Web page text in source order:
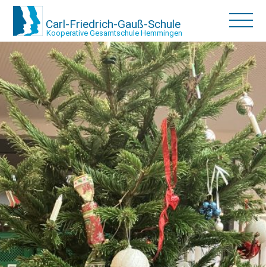
Carl-Friedrich-Gauß-Schule
Kooperative Gesamtschule Hemmingen